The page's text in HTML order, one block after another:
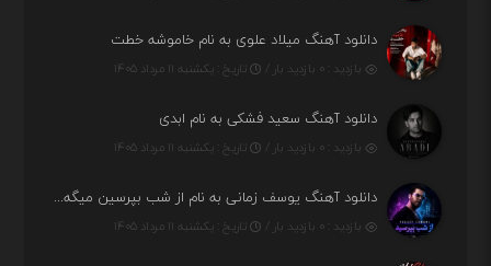
دانلود آهنگ میلاد علوی به نام خاموشه خطت
بازدید : ۰ بازدید بار / تاریخ : یکشنبه ۱۱ مرداد ۱۴۰۵
دانلود آهنگ سعید فشکی به نام ابدی
بازدید : ۰ بازدید بار / تاریخ : یکشنبه ۱۱ مرداد ۱۴۰۵
دانلود آهنگ یوسف زمانی به نام از شب بپرسین میگه چه روزگاری دارم
بازدید : ۰ بازدید بار / تاریخ : یکشنبه ۱۱ مرداد ۱۴۰۵